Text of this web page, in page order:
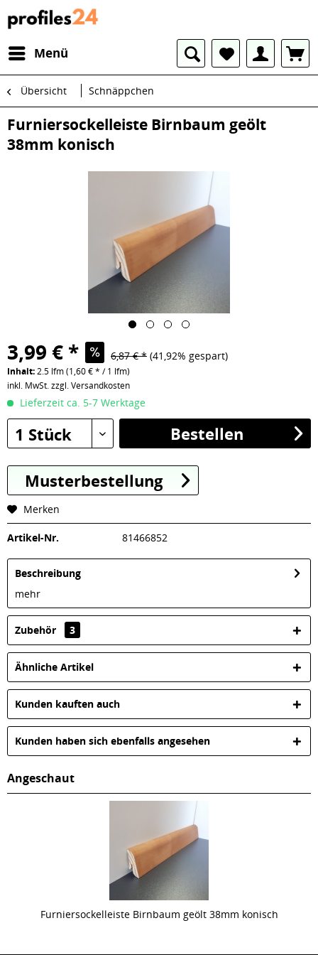
Menü
Übersicht Schnäppchen
Furniersockelleiste Birnbaum geölt
38mm konisch
3,99 € * 6,87 € * (41,92% gespart)
Inhalt:2.5 lfm (1,60 € * / 1 lfm)
inkl. MwSt.zzgl. Versandkosten
Lieferzeit ca. 5-7 Werktage
1 Stück Bestellen
Musterbestellung
Merken
Artikel-Nr. 81466852
Beschreibung
mehr
Zubehör 3
Ähnliche Artikel
Kunden kauften auch
Kunden haben sich ebenfalls angesehen
Angeschaut
Furniersockelleiste Birnbaum geölt 38mm konisch